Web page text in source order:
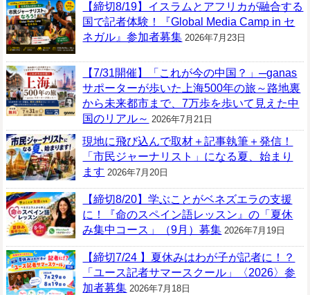
【締切8/19】イスラムとアフリカが融合する
国で記者体験！『Global Media Camp in セ
ネガル』参加者募集 2026年7月23日
【7/31開催】「これが今の中国？」─ganas
サポーターが歩いた上海500年の旅～路地裏
から未来都市まで、7万歩を歩いて見えた中
国のリアル～ 2026年7月21日
現地に飛び込んで取材＋記事執筆＋発信！
「市民ジャーナリスト」になる夏、始まり
ます 2026年7月20日
【締切8/20】学ぶことがベネズエラの支援
に！『命のスペイン語レッスン』の「夏休
み集中コース」（9月）募集 2026年7月19日
【締切7/24 】夏休みはわが子が記者に！？
「ユース記者サマースクール」〈2026〉参
加者募集 2026年7月18日